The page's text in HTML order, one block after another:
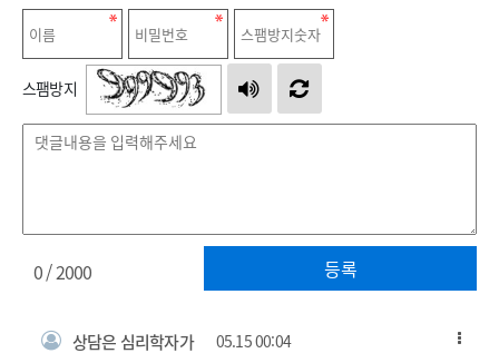
스팸방지
등록
0/ 2000
상담은 심리학자가 05.15 00:04